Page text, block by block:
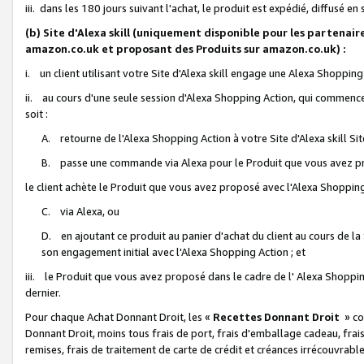
iii. dans les 180 jours suivant l'achat, le produit est expédié, diffusé
(b) Site d'Alexa skill (uniquement disponible pour les
amazon.co.uk et proposant des Produits sur amazon.co.uk) :
i. un client utilisant votre Site d'Alexa skill engage une Alexa
ii. au cours d'une seule session d'Alexa Shopping Action, qui
soit :
A. retourne de l'Alexa Shopping Action à votre Site d'Alexa skill
B. passe une commande via Alexa pour le Produit que vous avez
le client achète le Produit que vous avez proposé avec l'Alexa
C. via Alexa, ou
D. en ajoutant ce produit au panier d'achat du client au cours de
son engagement initial avec l'Alexa Shopping Action ; et
iii. le Produit que vous avez proposé dans le cadre de l' Alexa
dernier.
Pour chaque Achat Donnant Droit, les « Recettes Donnant Droit »
Donnant Droit, moins tous frais de port, frais d'emballage cadeau,
remises, frais de traitement de carte de crédit et créances